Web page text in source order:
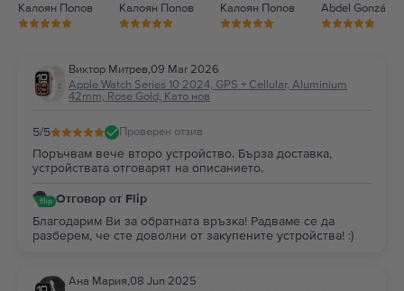
Калоян Попов Калоян Попов Калоян Попов Abdel González
Виктор Митрев,09 Mar 2026
Apple Watch Series 10 2024, GPS + Cellular, Aluminium
42mm, Rose Gold, Като нов
5/5 Проверен отзив
Поръчвам вече второ устройство. Бърза доставка,
устройствата отговарят на описанието.
Отговор от Flip
Благодарим Ви за обратната връзка! Радваме се да
разберем, че сте доволни от закупените устройства! :)
Ана Мария,08 Jun 2025